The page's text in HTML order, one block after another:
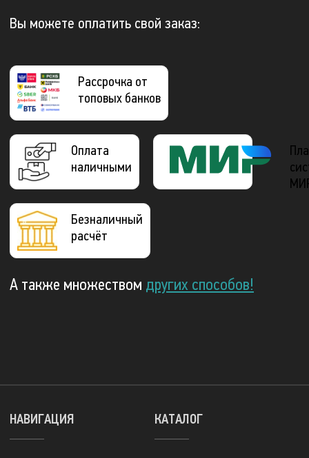
Вы можете оплатить свой заказ:
Рассрочка от
топовых банков
Оплата
наличными
Безналичный
расчёт
А также множеством других способов!
КАТАЛОГ
НАВИГАЦИЯ